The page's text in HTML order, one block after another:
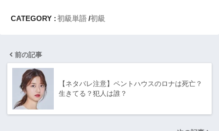
CATEGORY :初級単語 初級
前の記事
【ネタバレ注意】ペントハウスのロナは死亡？
生きてる？犯人は誰？